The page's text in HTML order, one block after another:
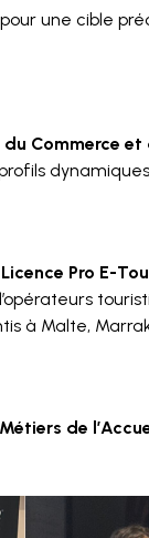
une cible
du Commerce et
Licence Pro E-
à Malte,
de